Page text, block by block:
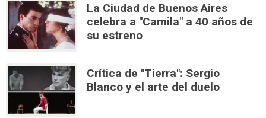
La Ciudad de Buenos Aires
celebra a "Camila" a 40 años de
su estreno
Crítica de "Tierra": Sergio
Blanco y el arte del duelo